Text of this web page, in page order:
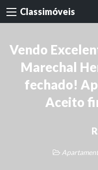
Classimóveis
Vendo
Marechal
fechado!
Aceito